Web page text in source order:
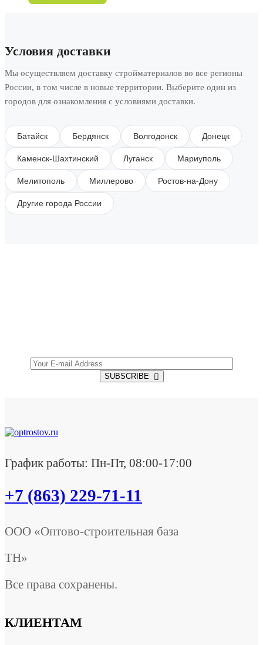
Условия доставки
Мы осуществляем доставку стройматериалов во все регионы
России, в том числе в новые территории. Выберите один из
городов для ознакомления с условиями доставки.
Батайск Бердянск Волгодонск Донецк
Каменск-Шахтинский Луганск Мариуполь
Мелитополь Миллерово Ростов-на-Дону
Другие города России
SUBSCRIBE
График работы: Пн-Пт, 08:00-17:00
+7 (863) 229-71-11
ООО «Оптово-строительная база
ТН»
Все права сохранены.
КЛИЕНТАМ